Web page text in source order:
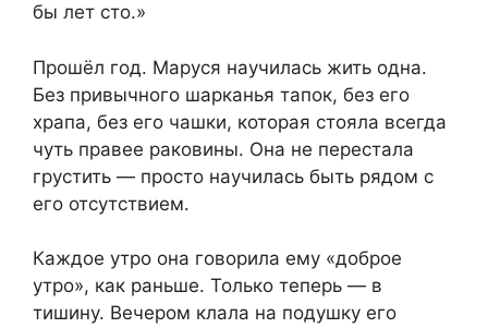
бы лет сто.»
Прошёл год. Маруся научилась жить одна.
Без привычного шарканья тапок, без его
храпа, без его чашки, которая стояла всегда
чуть правее раковины. Она не перестала
грустить — просто научилась быть рядом с
его отсутствием.
Каждое утро она говорила ему «доброе
утро», как раньше. Только теперь — в
тишину. Вечером клала на подушку его